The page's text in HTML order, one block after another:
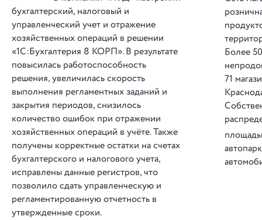
бухгалтерский, налоговый и
управленческий учет и отражение
хозяйственных операций в решении
«1С:Бухгалтерия 8 КОРП». В результате
повысилась работоспособность
решения, увеличилась скорость
выполнения регламентных заданий и
закрытия периодов, снизилось
количество ошибок при отражении
хозяйственных операций в учёте. Также
получены корректные остатки на счетах
бухгалтерского и налогового учета,
исправлены данные регистров, что
позволило сдать управленческую и
регламентированную отчетность в
утвержденные сроки.
Более
71